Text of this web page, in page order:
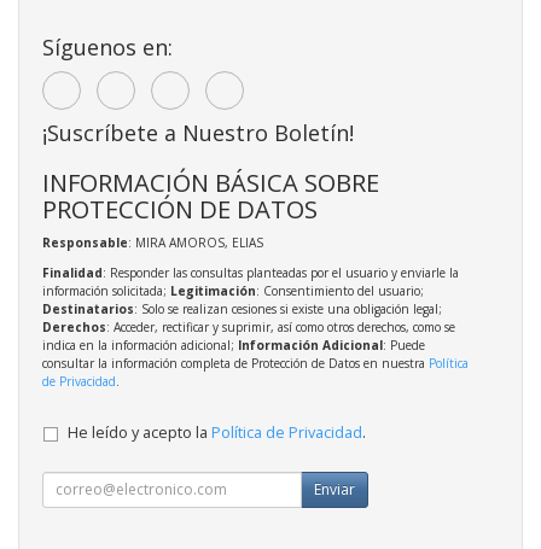
Síguenos en:
¡Suscríbete a Nuestro Boletín!
INFORMACIÓN BÁSICA SOBRE
PROTECCIÓN DE DATOS
Responsable: MIRA AMOROS, ELIAS
Finalidad: Responder las consultas planteadas por el usuario y enviarle la
información solicitada; Legitimación: Consentimiento del usuario;
Destinatarios: Solo se realizan cesiones si existe una obligación legal;
Derechos: Acceder, rectificar y suprimir, así como otros derechos, como se
indica en la información adicional; Información Adicional: Puede
consultar la información completa de Protección de Datos en nuestra Política
de Privacidad
He leído y acepto la Política de Privacidad.
Enviar